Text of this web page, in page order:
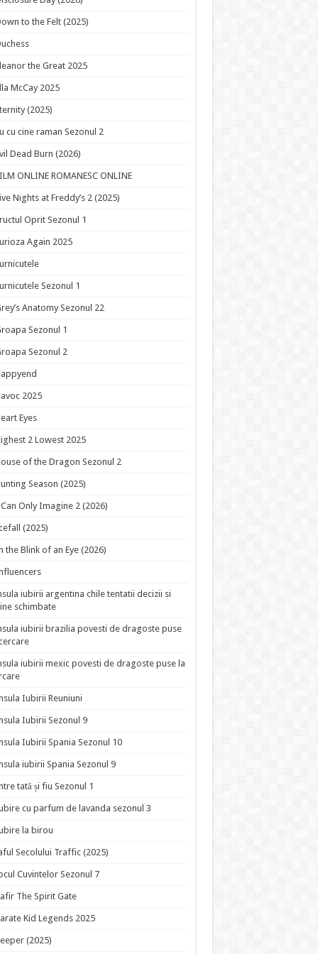
to the Felt (2025)
the Great 2025
McCay 2025
(2025)
cu cine raman Sezonul 2
Dead Burn (2026)
ONLINE ROMANESC ONLINE
Nights at Freddy’s 2 (2025)
Oprit Sezonul 1
Again 2025
Sezonul 1
Anatomy Sezonul 22
Sezonul 1
Sezonul 2
2025
Eyes
2 Lowest 2025
of the Dragon Sezonul 2
Season (2025)
Only Imagine 2 (2026)
(2025)
the Blink of an Eye (2026)
iubirii argentina chile tentatii decizii si
schimbate
iubirii brazilia povesti de dragoste puse
iubirii mexic povesti de dragoste puse la
Iubirii Reuniuni
Iubirii Sezonul 9
Iubirii Spania Sezonul 10
iubirii Spania Sezonul 9
tată și fiu Sezonul 1
cu parfum de lavanda sezonul 3
la birou
Secolului Traffic (2025)
Cuvintelor Sezonul 7
The Spirit Gate
Kid Legends 2025
(2025)